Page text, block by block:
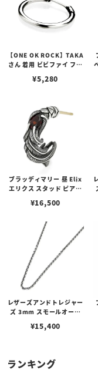
【ONE OK ROCK】TAKA
さん 着用 ビビファイ フー
¥5,280
ブラッディマリー 昼 Elix
エリクス スタッド ピアス
¥16,500
レザーズアンドトレジャー
ズ 3mm スモールオーバ
ブスタークラスプ＆LTロ
¥15,400
ランキング